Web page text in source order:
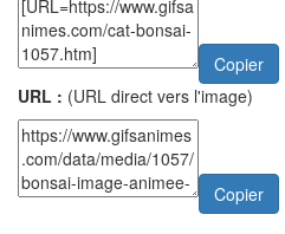
Copier
URL : (URL direct vers l'image)
Copier